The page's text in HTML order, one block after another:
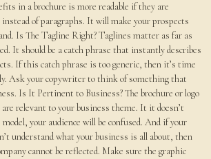
in a brochure is more readable if they are
of paragraphs. It will make your prospects
Is The Tagline Right? Taglines matter as far as
It should be a catch phrase that instantly describes
If this catch phrase is too generic, then it’s time
Ask your copywriter to think of something that
Is It Pertinent to Business? The brochure or logo
relevant to your business theme. It it doesn’t
your audience will be confused. And if your
understand what your business is all about, then
cannot be reflected. Make sure the graphic